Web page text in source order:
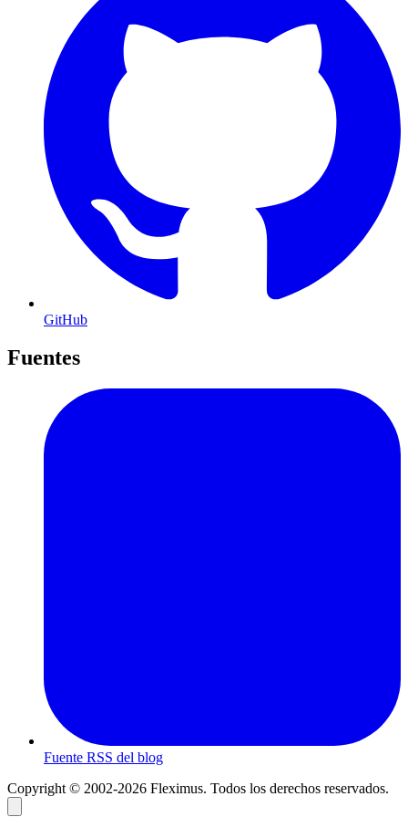
GitHub
Fuentes
Fuente RSS del blog
Copyright © 2002-2026 Fleximus. Todos los derechos reservados.